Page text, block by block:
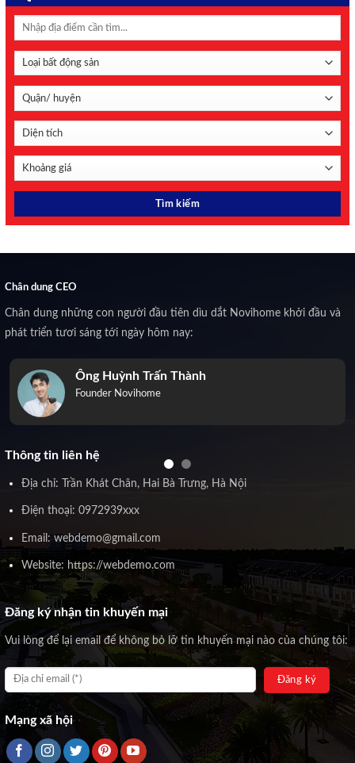
Chân dung CEO
Chân dung những con người đầu tiên dìu dắt Novihome khởi đầu và
phát triển tươi sáng tới ngày hôm nay:
Ông Huỳnh Trấn Thành
Founder Novihome
Thông tin liên hệ
Địa chỉ: Trần Khát Chân, Hai Bà Trưng, Hà Nội
Điện thoại: 0972939xxx
Email: webdemo@gmail.com
Website: https://webdemo.com
Đăng ký nhận tin khuyến mại
Vui lòng để lại email để không bỏ lỡ tin khuyến mại nào của chúng tôi:
Mạng xã hội